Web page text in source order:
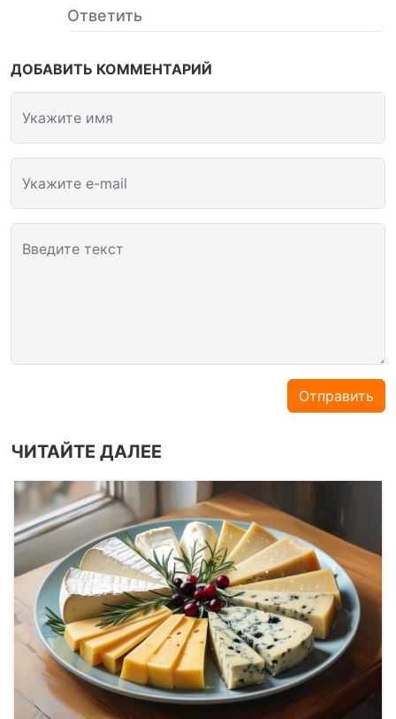
Ответить
ДОБАВИТЬ КОММЕНТАРИЙ
Укажите имя
Укажите e-mail
Введите текст
Отправить
ЧИТАЙТЕ ДАЛЕЕ